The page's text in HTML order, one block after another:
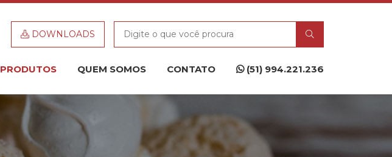
DOWNLOADS
PRODUTOS QUEM SOMOS CONTATO (51) 994.221.236